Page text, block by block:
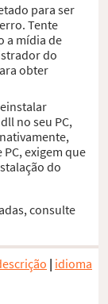
para ser
Tente
a mídia de
do
obter
no seu PC,
exigem que
do
consulte
| idioma